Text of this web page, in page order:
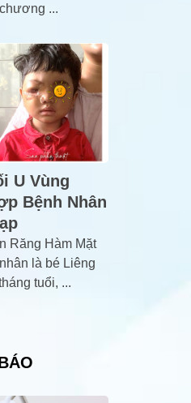
...
U Vùng
Bệnh Nhân
Răng Hàm Mặt
là bé Liêng
tuổi, ...